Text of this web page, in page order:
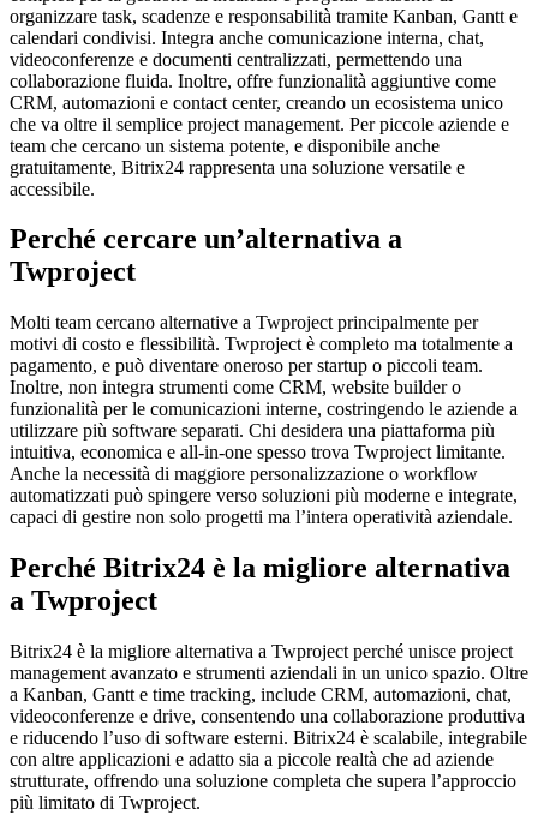
organizzare task, scadenze e responsabilità tramite Kanban, Gantt e
calendari condivisi. Integra anche comunicazione interna, chat,
videoconferenze e documenti centralizzati, permettendo una
collaborazione fluida. Inoltre, offre funzionalità aggiuntive come
CRM, automazioni e contact center, creando un ecosistema unico
che va oltre il semplice project management. Per piccole aziende e
team che cercano un sistema potente, e disponibile anche
gratuitamente, Bitrix24 rappresenta una soluzione versatile e
accessibile.
Perché cercare un’alternativa a
Twproject
Molti team cercano alternative a Twproject principalmente per
motivi di costo e flessibilità. Twproject è completo ma totalmente a
pagamento, e può diventare oneroso per startup o piccoli team.
Inoltre, non integra strumenti come CRM, website builder o
funzionalità per le comunicazioni interne, costringendo le aziende a
utilizzare più software separati. Chi desidera una piattaforma più
intuitiva, economica e all-in-one spesso trova Twproject limitante.
Anche la necessità di maggiore personalizzazione o workflow
automatizzati può spingere verso soluzioni più moderne e integrate,
capaci di gestire non solo progetti ma l’intera operatività aziendale.​
Perché Bitrix24 è la migliore alternativa
a Twproject
Bitrix24 è la migliore alternativa a Twproject perché unisce project
management avanzato e strumenti aziendali in un unico spazio. Oltre
a Kanban, Gantt e time tracking, include CRM, automazioni, chat,
videoconferenze e drive, consentendo una collaborazione produttiva
e riducendo l’uso di software esterni. Bitrix24 è scalabile, integrabile
con altre applicazioni e adatto sia a piccole realtà che ad aziende
strutturate, offrendo una soluzione completa che supera l’approccio
più limitato di Twproject.